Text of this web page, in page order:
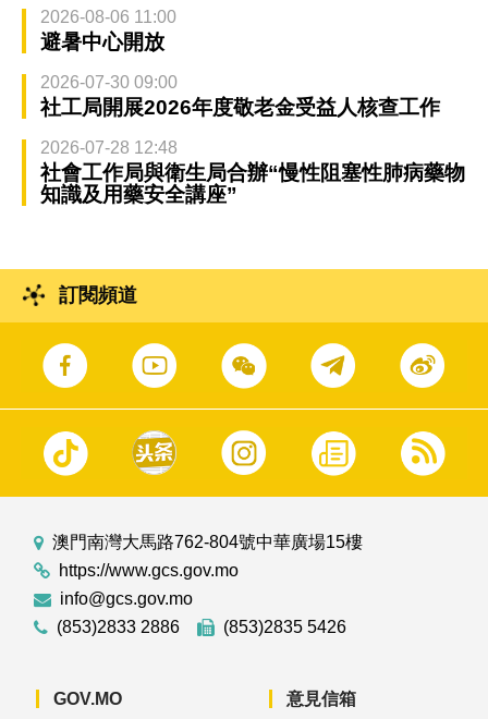
2026-08-06 11:00
避暑中心開放
2026-07-30 09:00
社工局開展2026年度敬老金受益人核查工作
2026-07-28 12:48
社會工作局與衛生局合辦“慢性阻塞性肺病藥物
知識及用藥安全講座”
訂閱頻道
澳門南灣大馬路762-804號中華廣場15樓
https://www.gcs.gov.mo
info@gcs.gov.mo
(853)2833 2886
(853)2835 5426
GOV.MO 意見信箱